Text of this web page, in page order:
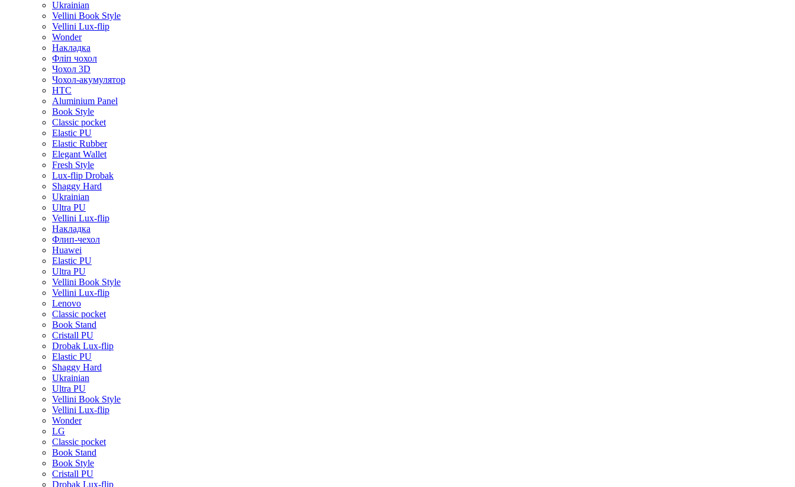
Ukrainian
Vellini Book Style
Vellini Lux-flip
Wonder
Накладка
Фліп чохол
Чохол 3D
Чохол-акумулятор
HTC
Aluminium Panel
Book Style
Classic pocket
Elastic PU
Elastic Rubber
Elegant Wallet
Fresh Style
Lux-flip Drobak
Shaggy Hard
Ukrainian
Ultra PU
Vellini Lux-flip
Накладка
Флип-чехол
Huawei
Elastic PU
Ultra PU
Vellini Book Style
Vellini Lux-flip
Lenovo
Classic pocket
Book Stand
Cristall PU
Drobak Lux-flip
Elastic PU
Shaggy Hard
Ukrainian
Ultra PU
Vellini Book Style
Vellini Lux-flip
Wonder
LG
Classic pocket
Book Stand
Book Style
Cristall PU
Drobak Lux-flip